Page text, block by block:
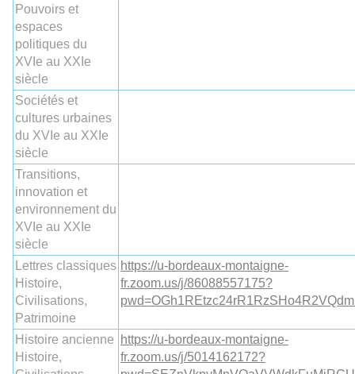
Pouvoirs et
espaces
politiques du
XVIe au XXIe
siècle
Sociétés et
cultures urbaines
du XVIe au XXIe
siècle
Transitions,
innovation et
environnement du
XVIe au XXIe
siècle
Lettres classiques
Histoire,
Civilisations,
Patrimoine
https://u-bordeaux-montaigne-
fr.zoom.us/j/86088557175?
Histoire ancienne
Histoire,
https://u-bordeaux-montaigne-
fr.zoom.us/j/5014162172?